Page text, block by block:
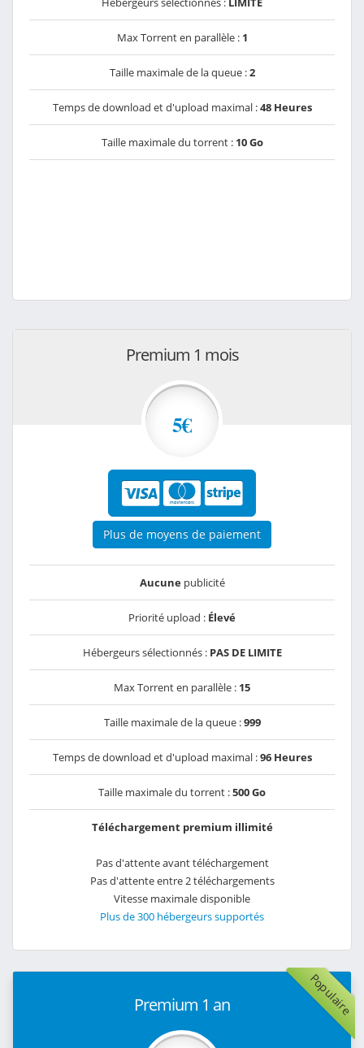
Max Torrent en parallèle : 1
Taille maximale de la queue :2
Temps de download et d'upload maximal :48 Heures
Taille maximale du torrent : 10 Go
Premium 1 mois
5€
Plus de moyens de paiement
Aucunepublicité
Priorité upload : Élevé
Hébergeurs sélectionnés : PAS DE LIMITE
Max Torrent en parallèle : 15
Taille maximale de la queue :999
Temps de download et d'upload maximal :96 Heures
Taille maximale du torrent :500 Go
Téléchargement premium illimité
Pas d'attente avant téléchargement
Pas d'attente entre 2 téléchargements
Vitesse maximale disponible
Plus de 300 hébergeurs supportés
Populaire
Premium 1 an